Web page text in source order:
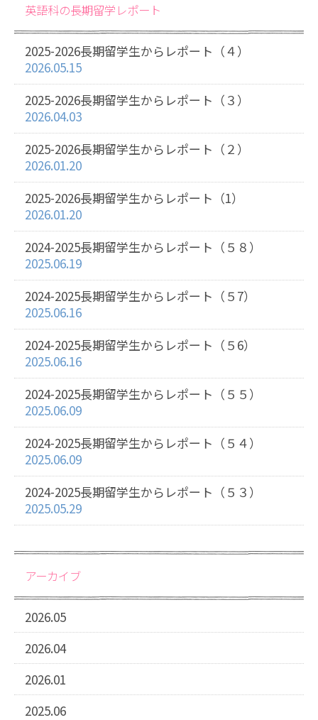
英語科の長期留学レポート
2025-2026長期留学生からレポート（４）
2026.05.15
2025-2026長期留学生からレポート（３）
2026.04.03
2025-2026長期留学生からレポート（２）
2026.01.20
2025-2026長期留学生からレポート（1）
2026.01.20
2024-2025長期留学生からレポート（５８）
2025.06.19
2024-2025長期留学生からレポート（５7）
2025.06.16
2024-2025長期留学生からレポート（５6）
2025.06.16
2024-2025長期留学生からレポート（５５）
2025.06.09
2024-2025長期留学生からレポート（５４）
2025.06.09
2024-2025長期留学生からレポート（５３）
2025.05.29
アーカイブ
2026.05
2026.04
2026.01
2025.06